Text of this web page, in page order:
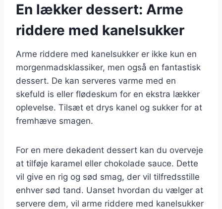
En lækker dessert: Arme
riddere med kanelsukker
Arme riddere med kanelsukker er ikke kun en
morgenmadsklassiker, men også en fantastisk
dessert. De kan serveres varme med en
skefuld is eller flødeskum for en ekstra lækker
oplevelse. Tilsæt et drys kanel og sukker for at
fremhæve smagen.
For en mere dekadent dessert kan du overveje
at tilføje karamel eller chokolade sauce. Dette
vil give en rig og sød smag, der vil tilfredsstille
enhver sød tand. Uanset hvordan du vælger at
servere dem, vil arme riddere med kanelsukker